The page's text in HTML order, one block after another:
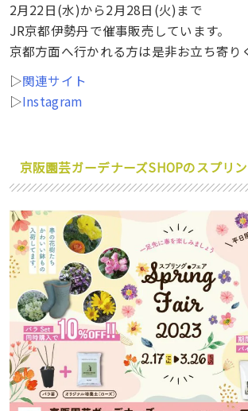
2月22日(水)から2月28日(火)まで
JR京都伊勢丹で催事販売しています。
京都方面へ行かれる方は是非お立ち寄り
▷関連サイト
▷Instagram
京阪園芸ガーデナーズSHOPのスプリ